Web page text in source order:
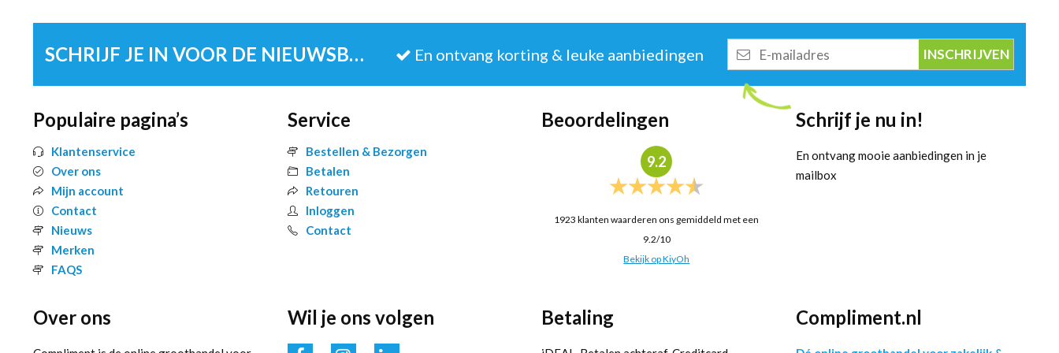
SCHRIJF JE IN VOOR DE NIEUWSBRIEF En ontvang korting & leuke aanbiedingen
mailadres
Populaire pagina’s
Klantenservice
Over ons
Mijn account
Contact
Nieuws
Merken
FAQS
Service
Bestellen & Bezorgen
Betalen
Retouren
Inloggen
Contact
Beoordelingen
9.2
1923 klanten waarderen ons gemiddeld met een
9.2/10
Bekijk op KiyOh
Schrijf je nu in!
En ontvang mooie aanbiedingen in je
mailbox
Over ons Wil je ons volgen Betaling Compliment.nl